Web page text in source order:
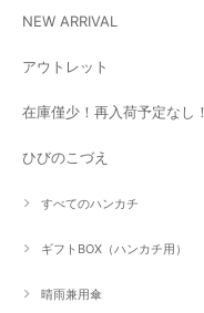
NEW ARRIVAL
アウトレット
在庫僅少！再入荷予定なし！
ひびのこづえ
すべてのハンカチ
ギフトBOX（ハンカチ用）
晴雨兼用傘